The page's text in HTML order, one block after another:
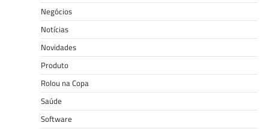
Negócios
Notícias
Novidades
Produto
Rolou na Copa
Saúde
Software